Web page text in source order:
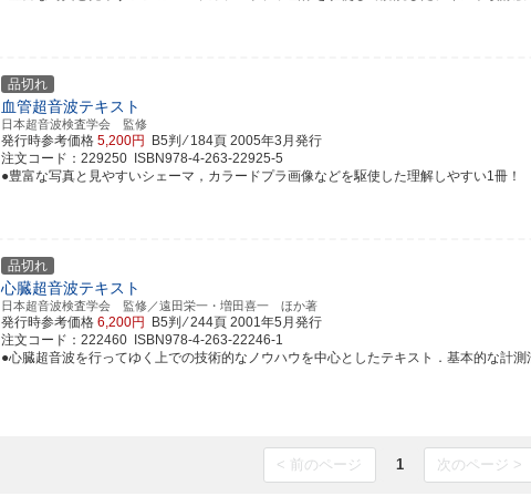
品切れ
血管超音波テキスト
日本超音波検査学会 監修
発行時参考価格 5,200円 B5判 ⁄ 184頁 2005年3月発行
注文コード：229250 ISBN978-4-263-22925-5
●豊富な写真と見やすいシェーマ，カラードプラ画像などを駆使した理解しやすい1冊！
品切れ
心臓超音波テキスト
日本超音波検査学会 監修／遠田栄一・増田喜一 ほか著
発行時参考価格 6,200円 B5判 ⁄ 244頁 2001年5月発行
注文コード：222460 ISBN978-4-263-22246-1
●心臓超音波を行ってゆく上での技術的なノウハウを中心としたテキスト．基本的な計
< 前のページ 1 次のページ >